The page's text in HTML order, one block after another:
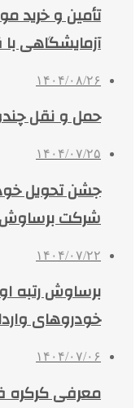
تأمین و خرید
آزمایشگاهی
۱۴۰۴/۰۸/۲۶
حمل و نقل
۱۴۰۴/۰۷/۲۵
جشن تحویل
شرکت برساوش
۱۴۰۴/۰۷/۲۲
برساوش رتبه
خودروهای
۱۴۰۴/۰۷/۰۶